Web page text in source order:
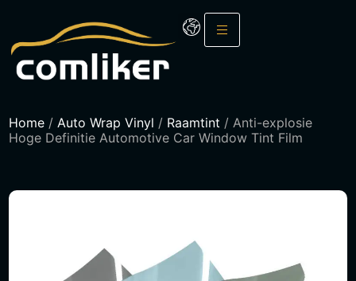
Home /Auto Wrap Vinyl / Raamtint / Anti-explosie
Hoge Definitie Automotive Car Window Tint Film